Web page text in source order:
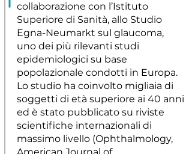
collaborazione con l’Istituto
Superiore di Sanità, allo Studio
Egna-Neumarkt sul glaucoma,
uno dei più rilevanti studi
epidemiologici su base
popolazionale condotti in Europa.
Lo studio ha coinvolto migliaia di
soggetti di età superiore ai 40 anni
ed è stato pubblicato su riviste
scientifiche internazionali di
massimo livello (Ophthalmology,